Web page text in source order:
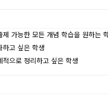
가능한 모든 개념 학습을 원하는
하고 싶은 학생
으로 정리하고 싶은 학생